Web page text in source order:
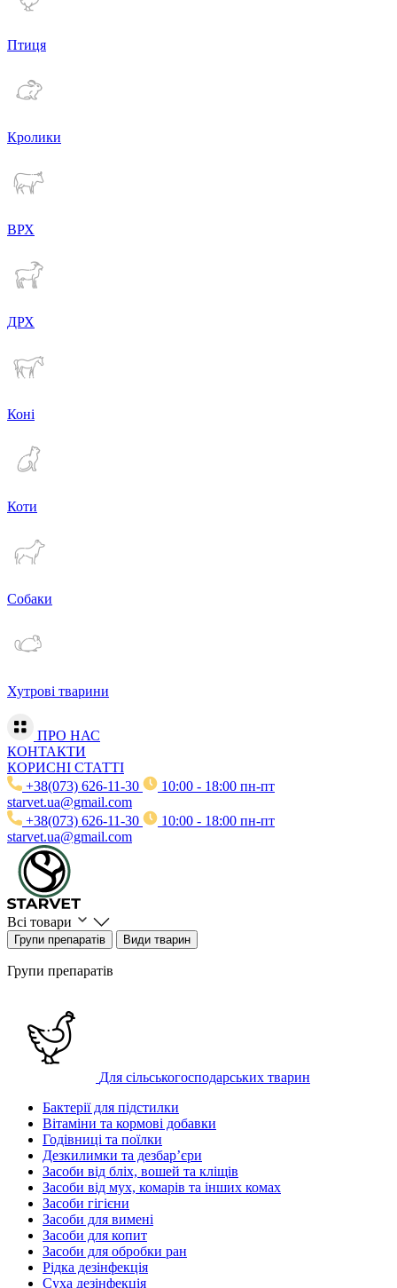
Птиця
Кролики
ВРХ
ДРХ
Коні
Коти
Собаки
Хутрові тварини
ПРО НАС
КОНТАКТИ
КОРИСНІ СТАТТІ
+38(073) 626-11-30
10:00 - 18:00 пн-пт
starvet.ua@gmail.com
+38(073) 626-11-30
10:00 - 18:00 пн-пт
starvet.ua@gmail.com
Всі товари
Групи препаратів Види тварин
Групи препаратів
Для сільськогосподарських тварин
Бактерії для підстилки
Вітаміни та кормові добавки
Годівниці та поїлки
Дезкилимки та дезбарʼєри
Засоби від бліх, вошей та кліщів
Засоби від мух, комарів та інших комах
Засоби гігієни
Засоби для вимені
Засоби для копит
Засоби для обробки ран
Рідка дезінфекція
Суха дезінфекція